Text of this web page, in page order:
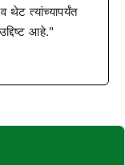
थेट त्यांच्यापर्यंत
आहे."